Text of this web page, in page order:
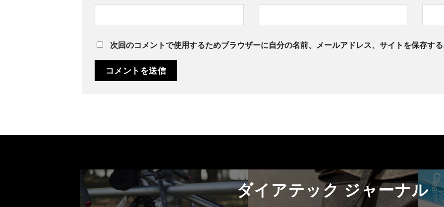
次回のコメントで使用するためブラウザーに自分の名前、メールアドレス、サイトを保存す
ダイアテック ジャーナル